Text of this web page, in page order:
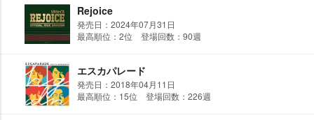
Rejoice
発売日：2024年07月31日
最高順位：2位 登場回数：90週
エスカパレード
発売日：2018年04月11日
最高順位：15位 登場回数：226週